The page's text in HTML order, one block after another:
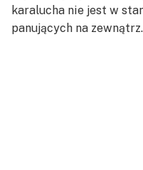
karalucha nie jest w
panujących na zewnątrz.